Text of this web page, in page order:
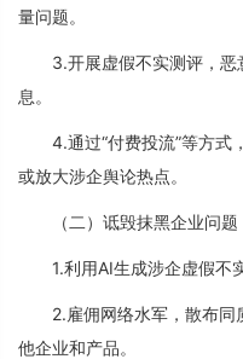
量问题。
3.开展虚假不实测评，
息。
4.通过“付费投流”等方式
或放大涉企舆论热点。
（二）诋毁抹黑企业问题
1.利用AI生成涉企虚假不
2.雇佣网络水军，散布
他企业和产品。